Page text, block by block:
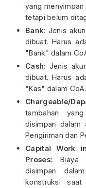
yang
tetapi belum
Bank: Jenis
dibuat. Harus
"Bank" dalam
Cash: Jenis
dibuat. Harus
"Kas" dalam CoA.
Chargeable/
tambahan
disimpan dalam
Pengiriman dan
Capital Work
Proses: Biaya
disimpan
konstruksi saat